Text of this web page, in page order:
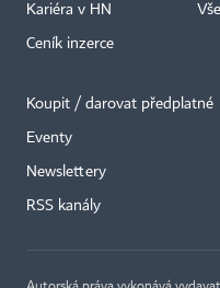
Kariéra v HN
Ceník inzerce
Koupit / darovat předplatné
Eventy
Newslettery
RSS kanály